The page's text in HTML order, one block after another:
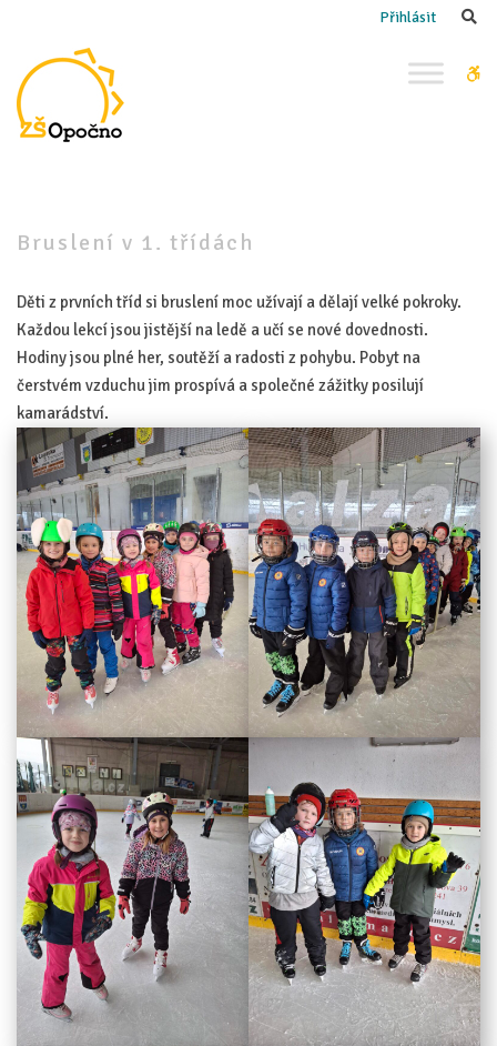
v 1. třídách
Přihlásit
Bruslení v 1. třídách
Děti z prvních tříd si bruslení moc užívají a dělají velké pokroky.
Každou lekcí jsou jistější na ledě a učí se nové dovednosti.
Hodiny jsou plné her, soutěží a radosti z pohybu. Pobyt na
čerstvém vzduchu jim prospívá a společné zážitky posilují
kamarádství.